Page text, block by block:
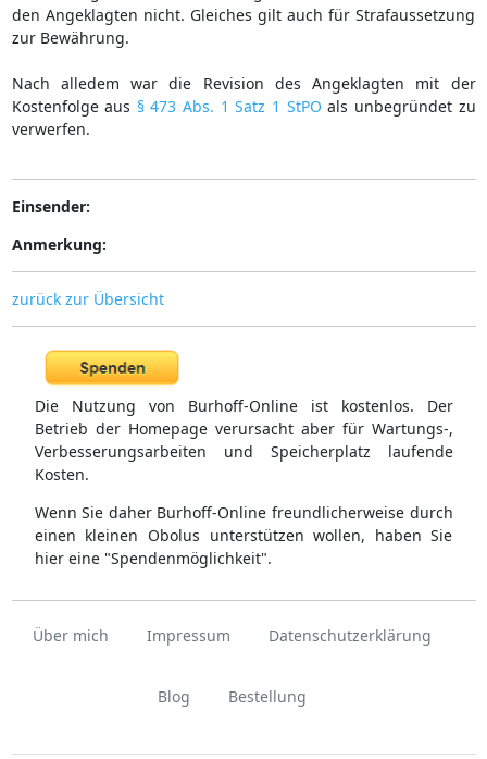
den Angeklagten nicht. Gleiches gilt auch für Strafaussetzung
zur Bewährung.
Nach alledem war die Revision des Angeklagten mit der
Kostenfolge aus § 473 Abs. 1 Satz 1 StPO als unbegründet zu
verwerfen.
Einsender:
Anmerkung:
zurück zur Übersicht
Die Nutzung von Burhoff-Online ist kostenlos. Der
Betrieb der Homepage verursacht aber für Wartungs-,
Verbesserungsarbeiten und Speicherplatz laufende
Kosten.
Wenn Sie daher Burhoff-Online freundlicherweise durch
einen kleinen Obolus unterstützen wollen, haben Sie
hier eine "Spendenmöglichkeit".
Über mich Impressum Datenschutzerklärung
Blog Bestellung